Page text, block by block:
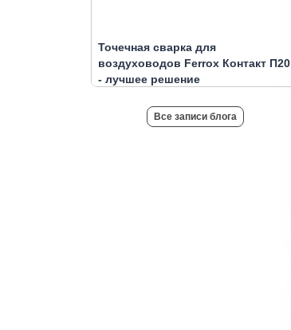
Точечная сварка для
воздуховодов Ferrox Контакт П20
- лучшее решение
Все записи блога